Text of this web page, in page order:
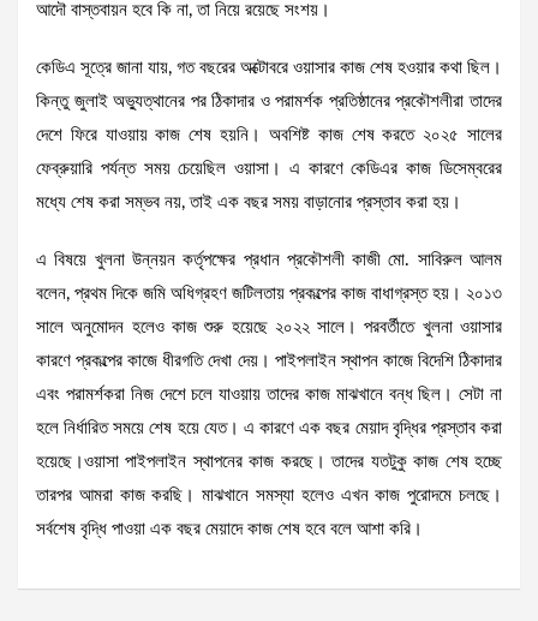
আদৌ বাস্তবায়ন হবে কি না, তা নিয়ে রয়েছে সংশয়।
কেডিএ সূত্রে জানা যায়, গত বছরের অক্টোবরে ওয়াসার কাজ শেষ হওয়ার কথা ছিল।
কিন্তু জুলাই অভ্যুত্থানের পর ঠিকাদার ও পরামর্শক প্রতিষ্ঠানের প্রকৌশলীরা তাদের
দেশে ফিরে যাওয়ায় কাজ শেষ হয়নি। অবশিষ্ট কাজ শেষ করতে ২০২৫ সালের
ফেব্রুয়ারি পর্যন্ত সময় চেয়েছিল ওয়াসা। এ কারণে কেডিএর কাজ ডিসেম্বরের
মধ্যে শেষ করা সম্ভব নয়, তাই এক বছর সময় বাড়ানোর প্রস্তাব করা হয়।
এ বিষয়ে খুলনা উন্নয়ন কর্তৃপক্ষের প্রধান প্রকৌশলী কাজী মো. সাবিরুল আলম
বলেন, প্রথম দিকে জমি অধিগ্রহণ জটিলতায় প্রকল্পের কাজ বাধাগ্রস্ত হয়। ২০১৩
সালে অনুমোদন হলেও কাজ শুরু হয়েছে ২০২২ সালে। পরবর্তীতে খুলনা ওয়াসার
কারণে প্রকল্পের কাজে ধীরগতি দেখা দেয়। পাইপলাইন স্থাপন কাজে বিদেশি ঠিকাদার
এবং পরামর্শকরা নিজ দেশে চলে যাওয়ায় তাদের কাজ মাঝখানে বন্ধ ছিল। সেটা না
হলে নির্ধারিত সময়ে শেষ হয়ে যেত। এ কারণে এক বছর মেয়াদ বৃদ্ধির প্রস্তাব করা
হয়েছে।ওয়াসা পাইপলাইন স্থাপনের কাজ করছে। তাদের যতটুকু কাজ শেষ হচ্ছে
তারপর আমরা কাজ করছি। মাঝখানে সমস্যা হলেও এখন কাজ পুরোদমে চলছে।
সর্বশেষ বৃদ্ধি পাওয়া এক বছর মেয়াদে কাজ শেষ হবে বলে আশা করি।